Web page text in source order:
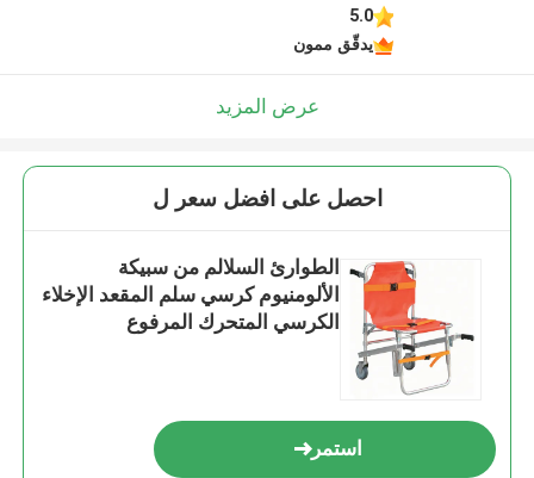
5.0
يدقّق ممون
عرض المزيد
احصل على افضل سعر ل
الطوارئ السلالم من سبيكة
الألومنيوم كرسي سلم المقعد الإخلاء
الكرسي المتحرك المرفوع
استمر